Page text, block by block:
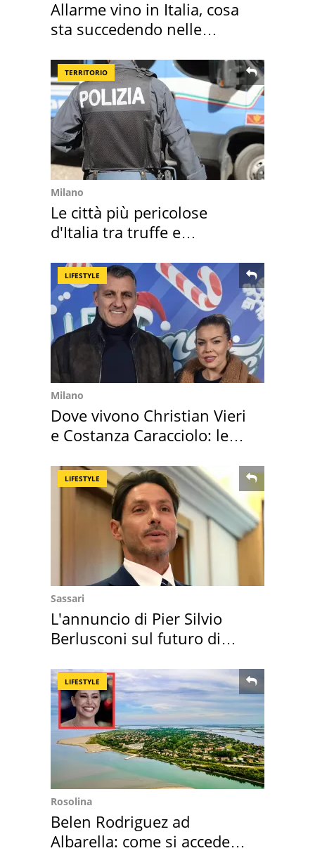
Allarme vino in Italia, cosa
sta succedendo nelle
TERRITORIO
Milano
Le città più pericolose
d'Italia tra truffe e
LIFESTYLE
Milano
Dove vivono Christian Vieri
e Costanza Caracciolo: le
LIFESTYLE
Sassari
L'annuncio di Pier Silvio
Berlusconi sul futuro di
LIFESTYLE
Rosolina
Belen Rodriguez ad
Albarella: come si accede